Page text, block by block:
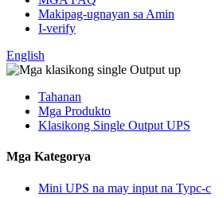
Makipag-ugnayan sa Amin
I-verify
English
Tahanan
Mga Produkto
Klasikong Single Output UPS
Mga Kategorya
Mini UPS na may input na Typc-c